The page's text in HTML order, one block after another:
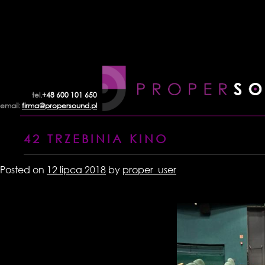
tel.+48 600 101 650
email:firma@propersound.pl
42 TRZEBINIA KINO
Posted on 12 lipca 2018 by proper_user